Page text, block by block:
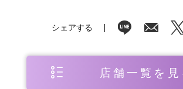
シェアする
店舗一覧を見